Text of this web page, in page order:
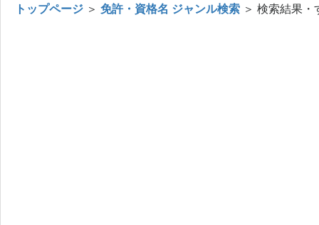
トップページ ＞ 免許・資格名 ジャンル検索 ＞ 検索結果・